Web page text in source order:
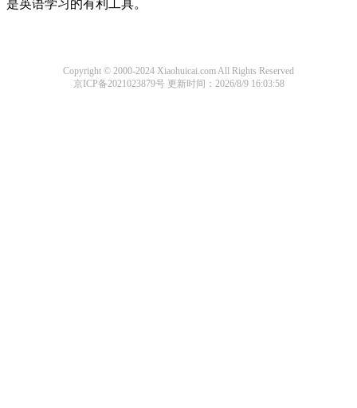
是英语学习的有利工具。
Copyright © 2000-2024 Xiaohuicai.com All Rights Reserved
京ICP备2021023879号更新时间：2026/8/9 16:03:58